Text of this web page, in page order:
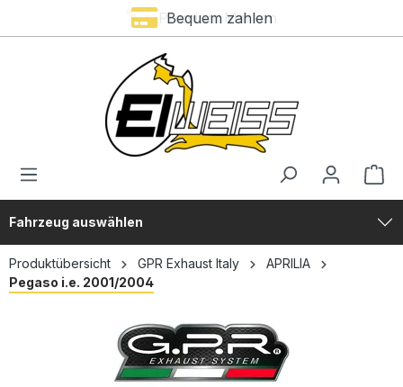
Premium Marken
Bequem zahlen
Fahrzeug auswählen
Produktübersicht GPR Exhaust Italy
APRILIA
Pegaso i.e. 2001/2004